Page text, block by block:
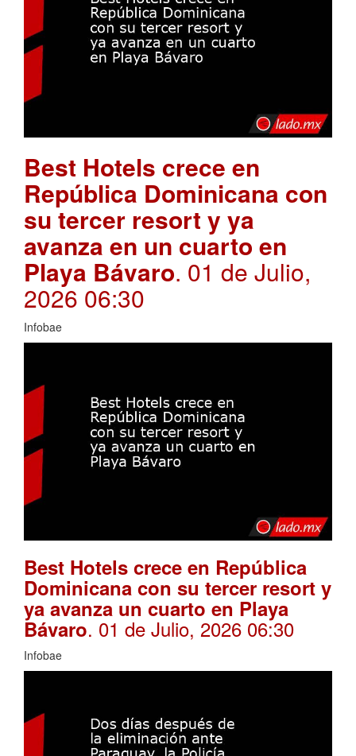
Best Hotels crece en
República Dominicana con
su tercer resort y ya
avanza en un cuarto en
Playa Bávaro. 01 de Julio,
2026 06:30
Infobae
Best Hotels crece en República
Dominicana con su tercer resort y
ya avanza un cuarto en Playa
Bávaro. 01 de Julio, 2026 06:30
Infobae